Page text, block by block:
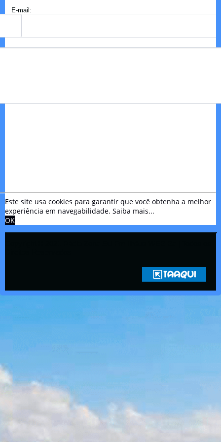
E-mail:
Este site usa cookies para garantir que você obtenha a melhor
experiência em navegabilidade. Saiba mais...
OK